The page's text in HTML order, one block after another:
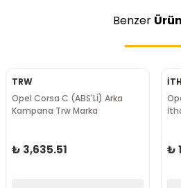
Benzer
TRW
Opel Corsa C (ABS'Lİ) Arka
Kampana Trw Marka
₺ 3,635.51 ₺